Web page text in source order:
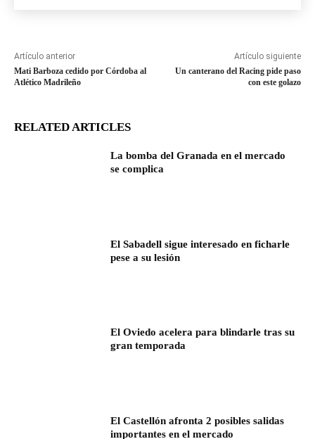
Artículo anterior
Mati Barboza cedido por Córdoba al
Atlético Madrileño
Artículo siguiente
Un canterano del Racing pide paso
con este golazo
RELATED ARTICLES
La bomba del Granada en el mercado
se complica
El Sabadell sigue interesado en ficharle
pese a su lesión
El Oviedo acelera para blindarle tras su
gran temporada
El Castellón afronta 2 posibles salidas
importantes en el mercado